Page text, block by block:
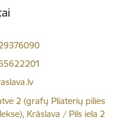
2 (grafų Pliaterių pilies
Krāslava / Pils iela 2